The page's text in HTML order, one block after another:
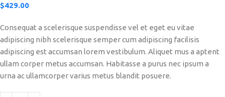
$429.00
Consequat a scelerisque suspendisse vel et eget eu vitae
adipiscing nibh scelerisque semper cum adipiscing facilisis
adipiscing est accumsan lorem vestibulum. Aliquet mus a aptent
ullam corper metus accumsan. Habitasse a purus nec ipsum a
urna ac ullamcorper varius metus blandit posuere.